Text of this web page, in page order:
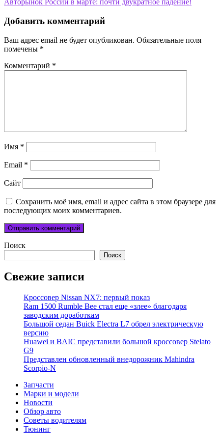
по
записям
Авторынок России в марте: почти двукратное падение!
Добавить комментарий
Ваш адрес email не будет опубликован. Обязательные поля
помечены *
Комментарий *
Имя *
Email *
Сайт
Сохранить моё имя, email и адрес сайта в этом браузере для
последующих моих комментариев.
Поиск
Поиск
Свежие записи
Кроссовер Nissan NX7: первый показ
Ram 1500 Rumble Bee стал еще «злее» благодаря
заводским доработкам
Большой седан Buick Electra L7 обрел электрическую
версию
Huawei и BAIC представили большой кроссовер Stelato
G9
Представлен обновленный внедорожник Mahindra
Scorpio-N
Запчасти
Марки и модели
Новости
Обзор авто
Советы водителям
Тюнинг